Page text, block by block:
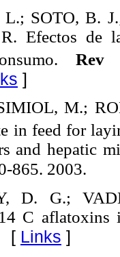
L.; SOTO, B.
Efectos de
Rev
]
M.;
in feed for
and hepatic
865. 2003.
D. G.;
C aflatoxins
Links ]